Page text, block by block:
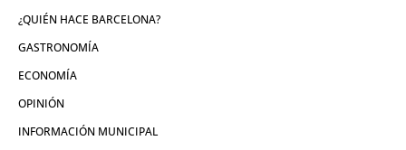
¿QUIÉN HACE BARCELONA?
GASTRONOMÍA
ECONOMÍA
OPINIÓN
INFORMACIÓN MUNICIPAL